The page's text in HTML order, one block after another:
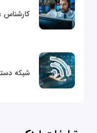
کارشناس
شبکه